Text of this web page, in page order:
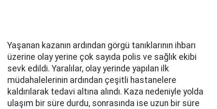
Yaşanan kazanın ardından görgü tanıklarının ihbarı
üzerine olay yerine çok sayıda polis ve sağlık ekibi
sevk edildi. Yaralılar, olay yerinde yapılan ilk
müdahalelerinin ardından çeşitli hastanelere
kaldırılarak tedavi altına alındı. Kaza nedeniyle yolda
ulaşım bir süre durdu, sonrasında ise uzun bir süre